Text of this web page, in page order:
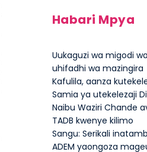
Habari Mpya
Uukaguzi wa migodi
uhifadhi wa mazingira
Kafulila, aanza
Samia ya utekelezaji
Naibu Waziri Chande
TADB kwenye kilimo
Sangu: Serikali
ADEM yaongoza